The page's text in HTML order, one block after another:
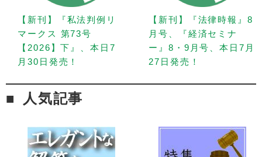
【新刊】『私法判例リ
マークス 第73号
【2026】下』、本日7
月30日発売！
【新刊】『法律時報』8
月号、『経済セミナ
ー』8・9月号、本日7月
27日発売！
人気記事